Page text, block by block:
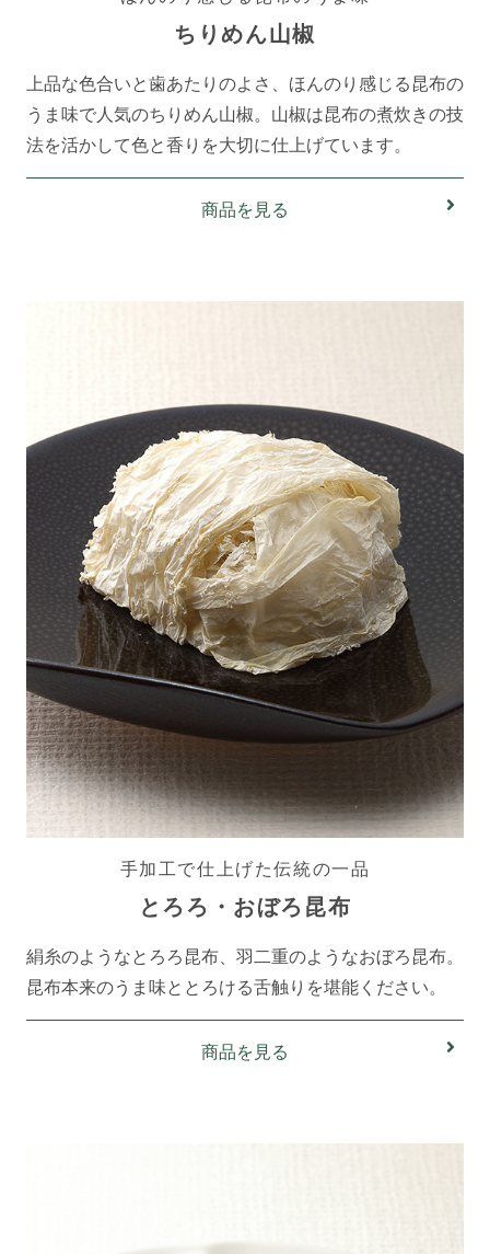
ちりめん山椒
上品な色合いと歯あたりのよさ、ほんのり感じる昆布の
うま味で人気のちりめん山椒。山椒は昆布の煮炊きの技
法を活かして色と香りを大切に仕上げています。
商品を見る
手加工で仕上げた伝統の一品
とろろ・おぼろ昆布
絹糸のようなとろろ昆布、羽二重のようなおぼろ昆布。
昆布本来のうま味ととろける舌触りを堪能ください。
商品を見る